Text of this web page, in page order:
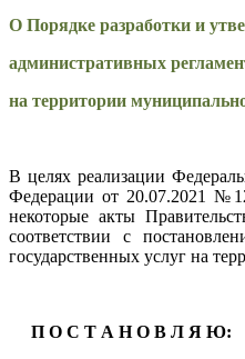
О Порядке разработки и
административных
на территории
В целях реализации
Федерации от 20.07.2021
некоторые акты
соответствии с
государственных услуг на
П О С Т А Н О В Л Я Ю: